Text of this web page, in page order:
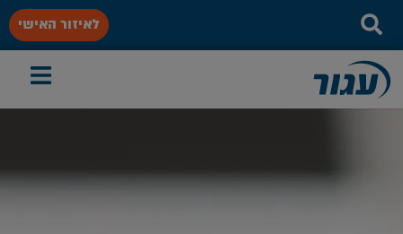
לאיזור האישי